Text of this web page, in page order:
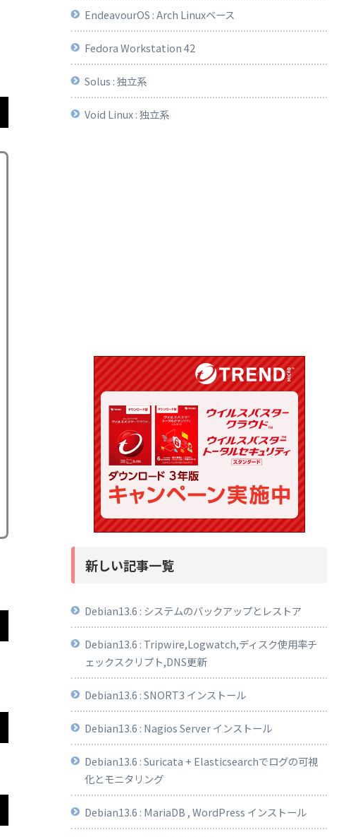
EndeavourOS : Arch Linuxベース
Fedora Workstation 42
Solus : 独立系
Void Linux : 独立系
新しい記事一覧
Debian13.6 : システムのバックアップとレストア
Debian13.6 : Tripwire,Logwatch,ディスク使用率チ
ェックスクリプト,DNS更新
Debian13.6 : SNORT3 インストール
Debian13.6 : Nagios Server インストール
Debian13.6 : Suricata + Elasticsearchでログの可視
化とモニタリング
Debian13.6 : MariaDB , WordPress インストール